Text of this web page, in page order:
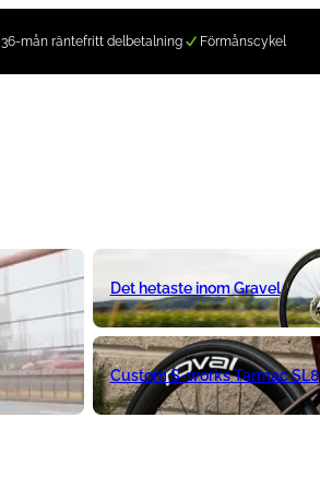
36-mån räntefritt delbetalning Förmånscykel
Det hetaste inom Gravel
Custom S-works Tarmac SL8